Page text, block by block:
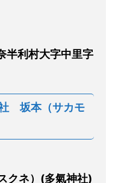
半利村大字中里字
坂本（サカモ
クネ） (多氣神社)